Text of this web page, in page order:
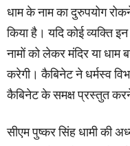
धाम के नाम का दुरुपयोग
किया है। यदि कोई व्यक्ति
नामों को लेकर मंदिर या धाम
करेगी। कैबिनेट ने धर्मस्व
कैबिनेट के समक्ष प्रस्तुत
सीएम पुष्कर सिंह धामी की